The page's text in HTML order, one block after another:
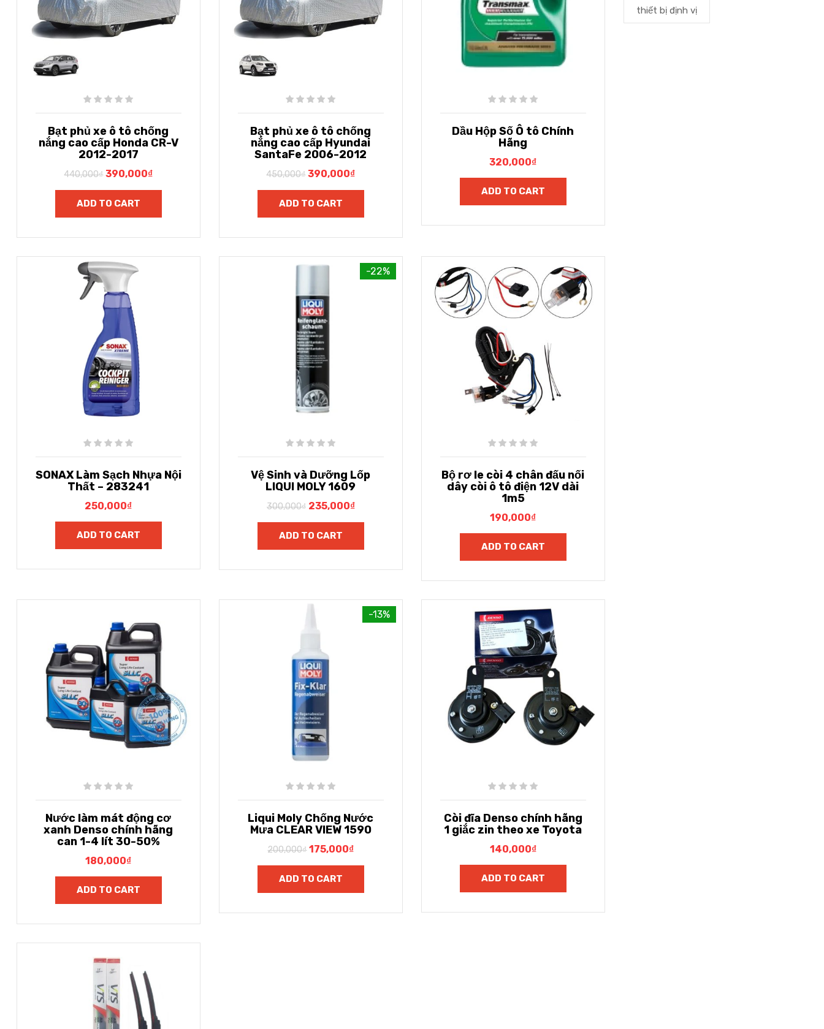
Bạt phủ xe ô tô chống
nắng cao cấp Honda CR-V
2012-2017
440,000₫ 390,000₫
ADD TO CART
Bạt phủ xe ô tô chống
nắng cao cấp Hyundai
SantaFe 2006-2012
450,000₫ 390,000₫
ADD TO CART
Dầu Hộp Số Ô tô Chính
Hãng
320,000₫
ADD TO CART
SONAX Làm Sạch Nhựa Nội
Thất – 283241
250,000₫
ADD TO CART
-22%
Vệ Sinh và Dưỡng Lốp
LIQUI MOLY 1609
300,000₫ 235,000₫
ADD TO CART
Bộ rơ le còi 4 chân đấu nối
dây còi ô tô điện 12V dài
1m5
190,000₫
ADD TO CART
Nước làm mát động cơ
xanh Denso chính hãng
can 1-4 lít 30-50%
180,000₫
ADD TO CART
-13%
Liqui Moly Chống Nước
Mưa CLEAR VIEW 1590
200,000₫ 175,000₫
ADD TO CART
Còi đĩa Denso chính hãng
1 giắc zin theo xe Toyota
140,000₫
ADD TO CART
thiết bị định vị